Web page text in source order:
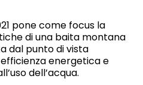
pone come focus la
di una baita montana
dal punto di vista
energetica e
dell’acqua.